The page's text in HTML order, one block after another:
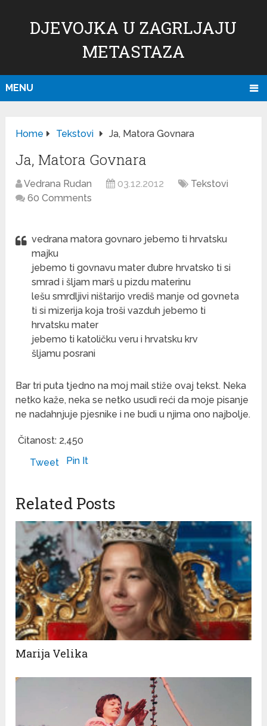
DJEVOJKA U ZAGRLJAJU
METASTAZA
MENU
Home Tekstovi Ja, Matora Govnara
Ja, Matora Govnara
Vedrana Rudan 03.12.2012
Tekstovi
60 Comments
vedrana matora govnaro jebemo ti hrvatsku
majku
jebemo ti govnavu mater đubre hrvatsko ti si
smrad i šljam marš u pizdu materinu
lešu smrdljivi ništarijo vrediš manje od govneta
ti si mizerija koja troši vazduh jebemo ti
hrvatsku mater
jebemo ti katoličku veru i hrvatsku krv
šljamu posrani
Bar tri puta tjedno na moj mail stiže ovaj tekst. Neka
netko kaže, neka se netko usudi reći da moje pisanje
ne nadahnjuje pjesnike i ne budi u njima ono najbolje.
Čitanost: 2,450
Tweet
Pin It
Related Posts
Marija Velika